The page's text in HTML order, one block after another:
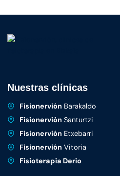
Nuestras clínicas
FisionerviónBarakaldo
FisionerviónSanturtzi
FisionerviónEtxebarri
FisionerviónVitoria
Fisioterapia Derio